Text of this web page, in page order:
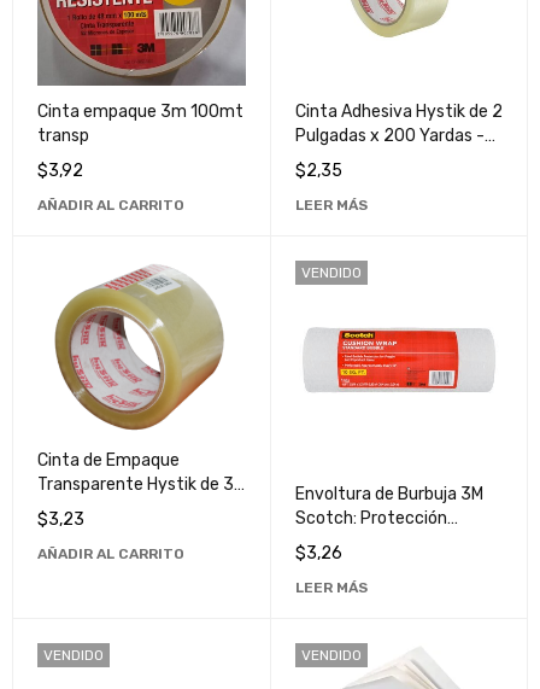
Cinta empaque 3m 100mt
transp
$3,92
AÑADIR AL CARRITO
Cinta Adhesiva Hystik de 2
Pulgadas x 200 Yardas -
Teipe Resistente y
Duradero
$2,35
LEER MÁS
Cinta de Empaque
Transparente Hystik de 3
Pulgadas - Resistente y
Duradera
$3,23
AÑADIR AL CARRITO
VENDIDO
Envoltura de Burbuja 3M
Scotch: Protección
Segura para Envíos y
Almacenamiento
$3,26
LEER MÁS
VENDIDO VENDIDO